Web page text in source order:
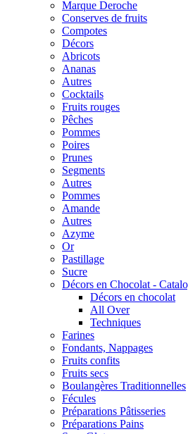
Marque Deroche
Conserves de fruits
Compotes
Décors
Abricots
Ananas
Autres
Cocktails
Fruits rouges
Pêches
Pommes
Poires
Prunes
Segments
Autres
Pommes
Amande
Autres
Azyme
Or
Pastillage
Sucre
Décors en Chocolat -
Décors en chocolat
All Over
Techniques
Farines
Fondants, Nappages
Fruits confits
Fruits secs
Boulangères Traditionnelles
Fécules
Préparations Pâtisseries
Préparations Pains